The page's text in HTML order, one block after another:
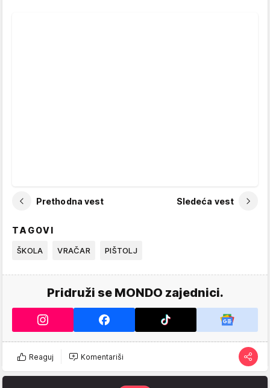
Prethodna vest Sledeća vest
TAGOVI
ŠKOLA VRAČAR PIŠTOLJ
Pridruži se MONDO zajednici.
Reaguj Komentariši